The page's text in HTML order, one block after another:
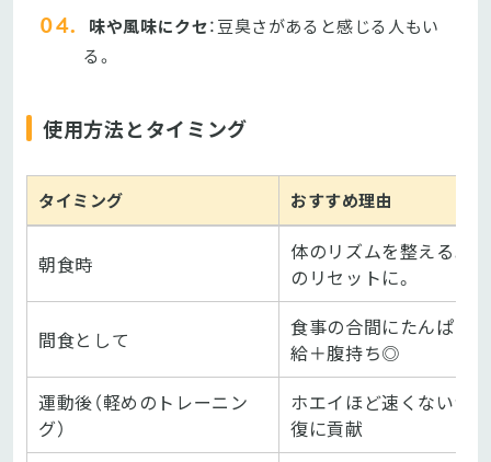
味や風味にクセ：豆臭さがあると感じる人もい
る。
使用方法とタイミング
タイミング おすすめ理由
朝食時
体のリズムを整える。
のリセットに。
間食として
食事の合間にたんぱく
給＋腹持ち◎
運動後（軽めのトレーニン
グ）
ホエイほど速くないが、
復に貢献